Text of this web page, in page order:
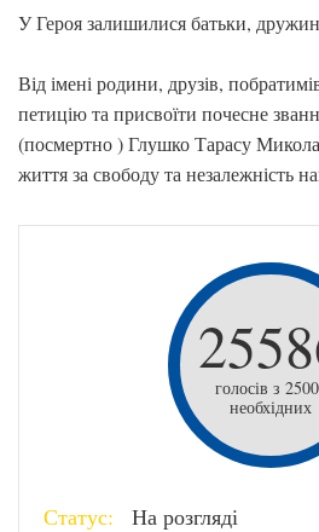
У Героя залишилися батьки,
Від імені родини, друзів,
петицію та присвоїти почесне
(посмертно ) Глушко Тарасу
життя за свободу та незалежність
голосів з
необхідних
Статус: На розгляді